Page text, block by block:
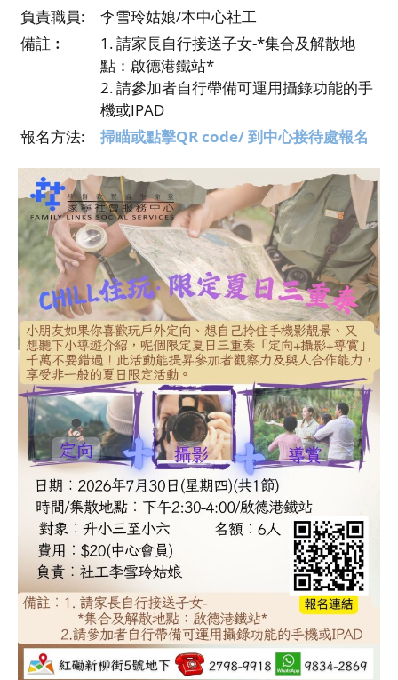
負責職員:
李雪玲姑娘/本中心社工
備註︰
1. 請家長自行接送子女-*集合及解散地
點：啟德港鐵站*
2. 請參加者自行帶備可運用攝錄功能的手
機或IPAD
報名方法:
掃瞄或點擊QR code/ 到中心接待處報名